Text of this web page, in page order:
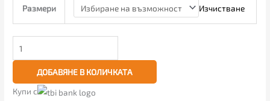
Размери Изчистване
ДОБАВЯНЕ В КОЛИЧКАТА
Купи с